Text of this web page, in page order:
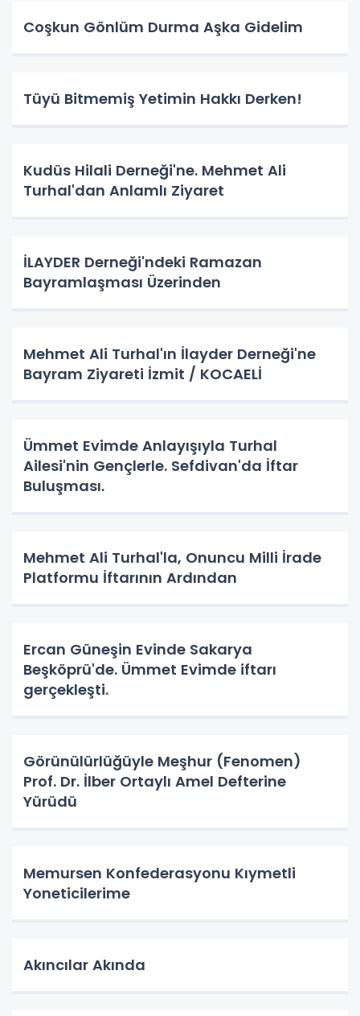
Coşkun Gönlüm Durma Aşka Gidelim
Tüyü Bitmemiş Yetimin Hakkı Derken!
Kudüs Hilali Derneği'ne. Mehmet Ali
Turhal'dan Anlamlı Ziyaret
İLAYDER Derneği'ndeki Ramazan
Bayramlaşması Üzerinden
Mehmet Ali Turhal'ın İlayder Derneği'ne
Bayram Ziyareti İzmit / KOCAELİ
Ümmet Evimde Anlayışıyla Turhal
Ailesi'nin Gençlerle. Sefdivan'da İftar
Buluşması.
Mehmet Ali Turhal'la, Onuncu Milli İrade
Platformu İftarının Ardından
Ercan Güneşin Evinde Sakarya
Beşköprü'de. Ümmet Evimde iftarı
gerçekleşti.
Görünülürlüğüyle Meşhur (Fenomen)
Prof. Dr. İlber Ortaylı Amel Defterine
Yürüdü
Memursen Konfederasyonu Kıymetli
Yoneticilerime
Akıncılar Akında